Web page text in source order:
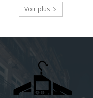
Voir plus